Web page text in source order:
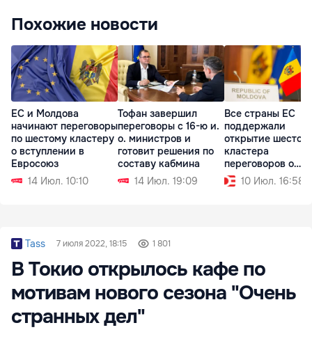
Похожие новости
ЕС и Молдова
начинают переговоры
по шестому кластеру
о вступлении в
Евросоюз
14 Июл. 10:10
Тофан завершил
переговоры с 16-ю и.
о. министров и
готовит решения по
составу кабмина
14 Июл. 19:09
Все страны ЕС
поддержали
открытие шестого
кластера
переговоров о
вступлении
10 Июл. 16:58
Tass 7 июля 2022, 18:15 1 801
В Токио открылось кафе по
мотивам нового сезона "Очень
странных дел"